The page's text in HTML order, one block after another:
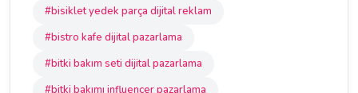
#bisiklet yedek parça dijital reklam
#bistro kafe dijital pazarlama
#bitki bakım seti dijital pazarlama
#bitki bakımı influencer pazarlama